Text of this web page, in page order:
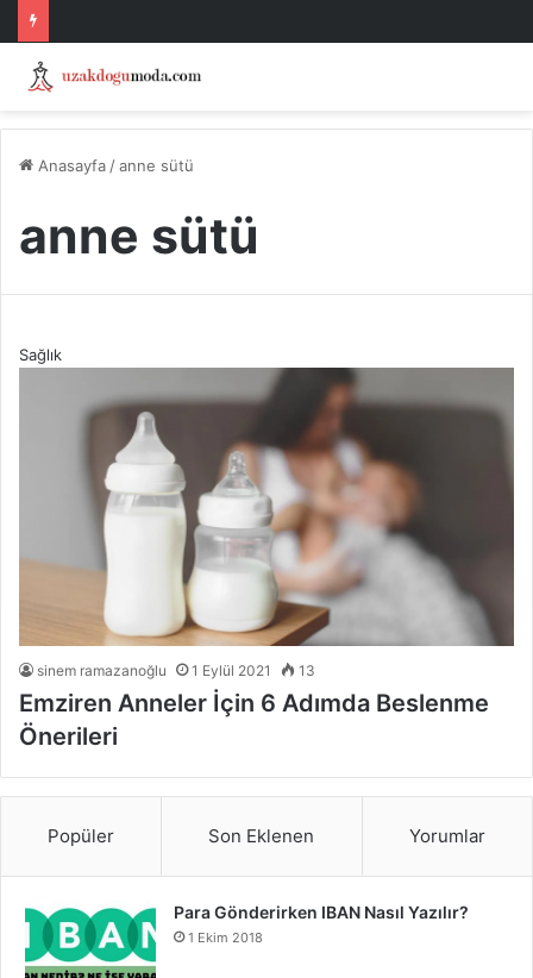
Anasayfa /anne sütü
anne sütü
Sağlık
sinem ramazanoğlu 1 Eylül 2021 13
Emziren Anneler İçin 6 Adımda Beslenme
Önerileri
Popüler Son Eklenen Yorumlar
Para Gönderirken IBAN Nasıl Yazılır?
1 Ekim 2018